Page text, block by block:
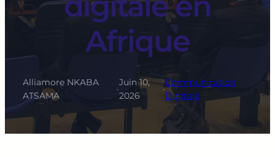
Afrique
Alliamore NKABA
ATSAMA
·
Juin 10,
2026
·
Communication
Digitale